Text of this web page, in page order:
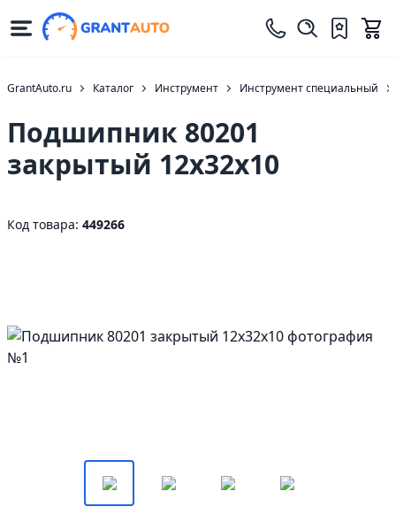
GrantAuto.ru Каталог Инструмент Инструмент специальный
Подшипник 80201
закрытый 12х32х10
Код товара: 449266